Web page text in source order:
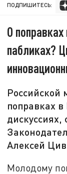
ПОДПИШИТЕСЬ:
О
пабликах?
Российской
поправках
дискуссиях,
Алексей
Молодому